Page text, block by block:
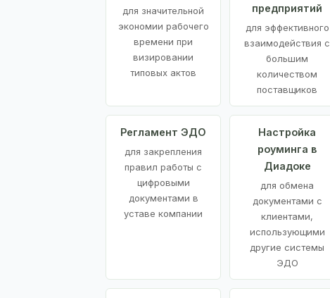
для значительной
экономии рабочего
времени при
визировании
типовых актов
предприятий
для эффективного
взаимодействия с
большим
количеством
поставщиков
Регламент ЭДО
для закрепления
правил работы с
цифровыми
документами в
уставе компании
Настройка
роуминга в
Диадоке
для обмена
документами с
клиентами,
использующими
другие системы
ЭДО